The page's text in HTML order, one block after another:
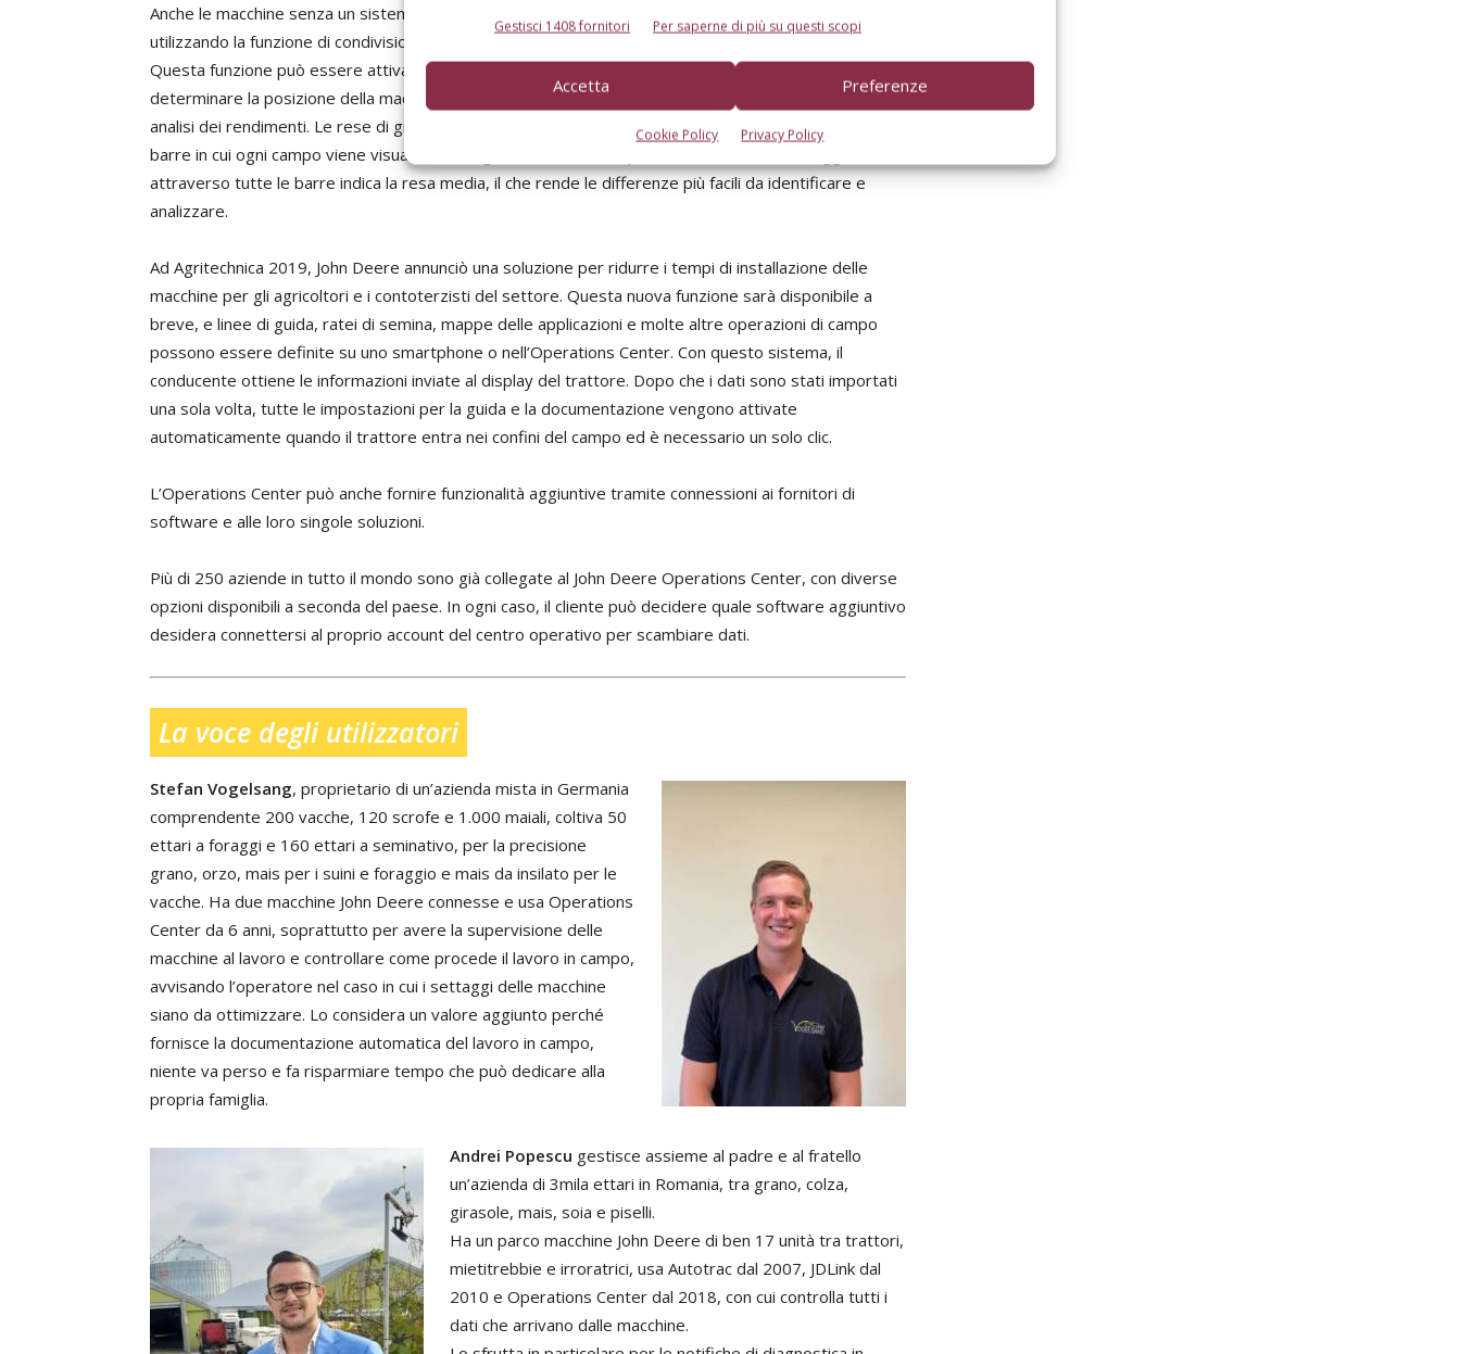
Gestisci 1408 fornitori Per saperne di più su questi scopi
Accetta Preferenze
Cookie Policy Privacy Policy
Anche le macchine senza un sistema telematico possono essere incluse nella gestione della flotta
utilizzando la funzione di condivisione della posizione opzionale all’interno dell’app MyOperations.
Questa funzione può essere attivata dal conducente e utilizza la posizione dello smartphone per
determinare la posizione della macchina. Inoltre, l’Operations Center offre funzioni per una migliore
analisi dei rendimenti. Le rese di grano, ad esempio, possono essere visualizzate in un grafico a
barre in cui ogni campo viene visualizzato singolarmente, uno sopra l’altro. Una linea tratteggiata
attraverso tutte le barre indica la resa media, il che rende le differenze più facili da identificare e
analizzare.
Ad Agritechnica 2019, John Deere annunciò una soluzione per ridurre i tempi di installazione delle
macchine per gli agricoltori e i contoterzisti del settore. Questa nuova funzione sarà disponibile a
breve, e linee di guida, ratei di semina, mappe delle applicazioni e molte altre operazioni di campo
possono essere definite su uno smartphone o nell’Operations Center. Con questo sistema, il
conducente ottiene le informazioni inviate al display del trattore. Dopo che i dati sono stati importati
una sola volta, tutte le impostazioni per la guida e la documentazione vengono attivate
automaticamente quando il trattore entra nei confini del campo ed è necessario un solo clic.
L’Operations Center può anche fornire funzionalità aggiuntive tramite connessioni ai fornitori di
software e alle loro singole soluzioni.
Più di 250 aziende in tutto il mondo sono già collegate al John Deere Operations Center, con diverse
opzioni disponibili a seconda del paese. In ogni caso, il cliente può decidere quale software aggiuntivo
desidera connettersi al proprio account del centro operativo per scambiare dati.
La voce degli utilizzatori
Stefan Vogelsang, proprietario di un’azienda mista in Germania
comprendente 200 vacche, 120 scrofe e 1.000 maiali, coltiva 50
ettari a foraggi e 160 ettari a seminativo, per la precisione
grano, orzo, mais per i suini e foraggio e mais da insilato per le
vacche. Ha due macchine John Deere connesse e usa Operations
Center da 6 anni, soprattutto per avere la supervisione delle
macchine al lavoro e controllare come procede il lavoro in campo,
avvisando l’operatore nel caso in cui i settaggi delle macchine
siano da ottimizzare. Lo considera un valore aggiunto perché
fornisce la documentazione automatica del lavoro in campo,
niente va perso e fa risparmiare tempo che può dedicare alla
propria famiglia.
Andrei Popescu gestisce assieme al padre e al fratello
un’azienda di 3mila ettari in Romania, tra grano, colza,
girasole, mais, soia e piselli.
Ha un parco macchine John Deere di ben 17 unità tra trattori,
mietitrebbie e irroratrici, usa Autotrac dal 2007, JDLink dal
2010 e Operations Center dal 2018, con cui controlla tutti i
dati che arrivano dalle macchine.